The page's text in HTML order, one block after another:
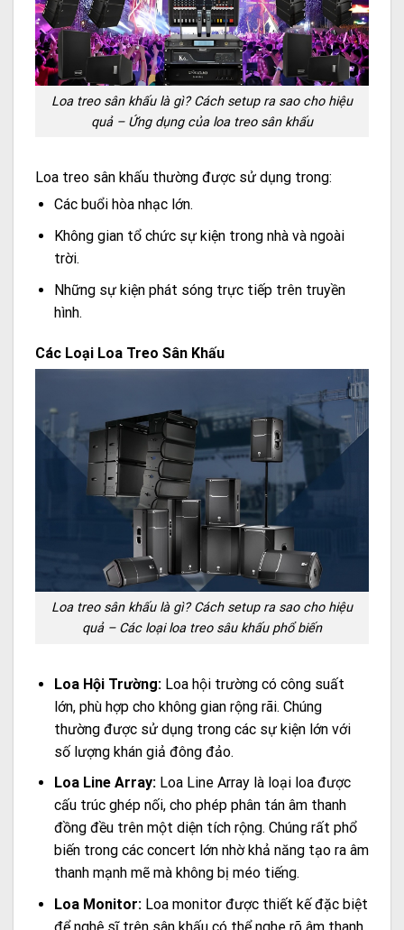
Loa treo sân khấu là gì? Cách setup ra sao cho hiệu
quả – Ứng dụng của loa treo sân khấu
Loa treo sân khấu thường được sử dụng trong:
Các buổi hòa nhạc lớn.
Không gian tổ chức sự kiện trong nhà và ngoài
trời.
Những sự kiện phát sóng trực tiếp trên truyền
hình.
Các Loại Loa Treo Sân Khấu
Loa treo sân khấu là gì? Cách setup ra sao cho hiệu
quả – Các loại loa treo sâu khấu phổ biến
Loa Hội Trường: Loa hội trường có công suất
lớn, phù hợp cho không gian rộng rãi. Chúng
thường được sử dụng trong các sự kiện lớn với
số lượng khán giả đông đảo.
Loa Line Array: Loa Line Array là loại loa được
cấu trúc ghép nối, cho phép phân tán âm thanh
đồng đều trên một diện tích rộng. Chúng rất phổ
biến trong các concert lớn nhờ khả năng tạo ra âm
thanh mạnh mẽ mà không bị méo tiếng.
Loa Monitor: Loa monitor được thiết kế đặc biệt